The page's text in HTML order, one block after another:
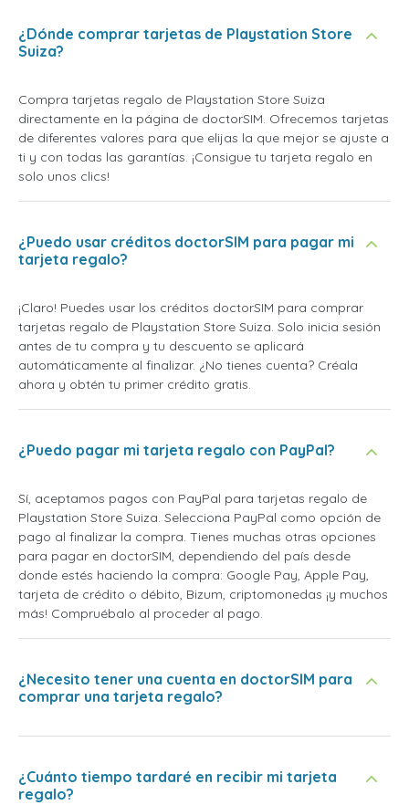
¿Dónde comprar tarjetas de Playstation Store
Suiza?
Compra tarjetas regalo de Playstation Store Suiza
directamente en la página de doctorSIM. Ofrecemos tarjetas
de diferentes valores para que elijas la que mejor se ajuste a
ti y con todas las garantías. ¡Consigue tu tarjeta regalo en
solo unos clics!
¿Puedo usar créditos doctorSIM para pagar mi
tarjeta regalo?
¡Claro! Puedes usar los créditos doctorSIM para comprar
tarjetas regalo de Playstation Store Suiza. Solo inicia sesión
antes de tu compra y tu descuento se aplicará
automáticamente al finalizar. ¿No tienes cuenta? Créala
ahora y obtén tu primer crédito gratis.
¿Puedo pagar mi tarjeta regalo con PayPal?
Sí, aceptamos pagos con PayPal para tarjetas regalo de
Playstation Store Suiza. Selecciona PayPal como opción de
pago al finalizar la compra. Tienes muchas otras opciones
para pagar en doctorSIM, dependiendo del país desde
donde estés haciendo la compra: Google Pay, Apple Pay,
tarjeta de crédito o débito, Bizum, criptomonedas ¡y muchos
más! Compruébalo al proceder al pago.
¿Necesito tener una cuenta en doctorSIM para
comprar una tarjeta regalo?
¿Cuánto tiempo tardaré en recibir mi tarjeta
regalo?